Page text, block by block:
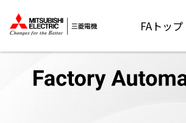
FAトップ